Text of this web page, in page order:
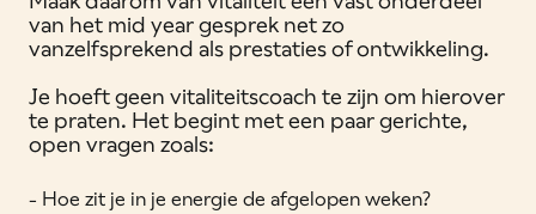
van het mid year gesprek net zo
vanzelfsprekend als prestaties of ontwikkeling.
Je hoeft geen vitaliteitscoach te zijn om hierover
te praten. Het begint met een paar gerichte,
open vragen zoals:
- Hoe zit je in je energie de afgelopen weken?